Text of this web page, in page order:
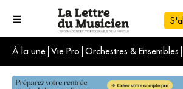
À la une Vie Pro Orchestres & Ensembles
L'info du jour
Le numéro du mois